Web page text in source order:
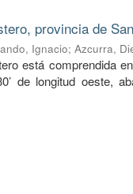
provincia de
Ignacio;Azcurra,
está comprendida
de longitud oeste,